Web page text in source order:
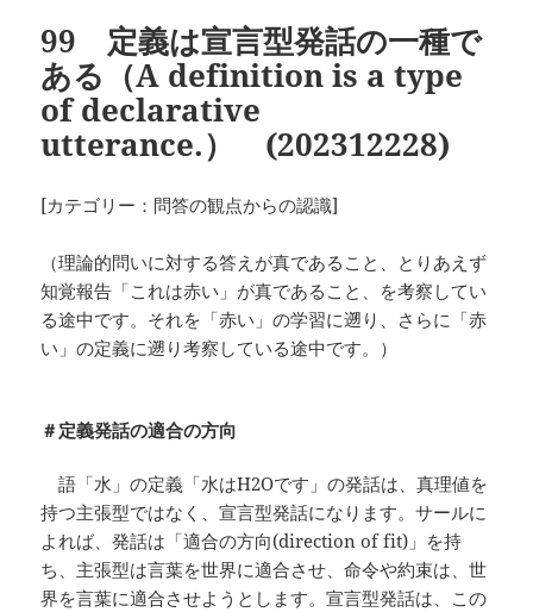
99 定義は宣言型発話の一種で
ある（A definition is a type
of declarative
utterance.） (202312228)
[カテゴリー：問答の観点からの認識]
（理論的問いに対する答えが真であること、とりあえず
知覚報告「これは赤い」が真であること、を考察してい
る途中です。それを「赤い」の学習に遡り、さらに「赤
い」の定義に遡り考察している途中です。）
＃定義発話の適合の方向
語「水」の定義「水はH2Oです」の発話は、真理値を
持つ主張型ではなく、宣言型発話になります。サールに
よれば、発話は「適合の方向(direction of fit)」を持
ち、主張型は言葉を世界に適合させ、命令や約束は、世
界を言葉に適合させようとします。宣言型発話は、この